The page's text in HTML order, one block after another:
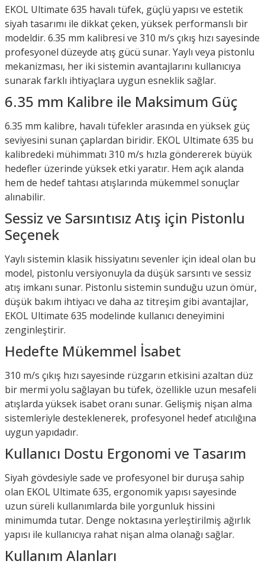
EKOL Ultimate 635 havalı tüfek, güçlü yapısı ve estetik
siyah tasarımı ile dikkat çeken, yüksek performanslı bir
modeldir. 6.35 mm kalibresi ve 310 m/s çıkış hızı sayesinde
profesyonel düzeyde atış gücü sunar. Yaylı veya pistonlu
mekanizması, her iki sistemin avantajlarını kullanıcıya
sunarak farklı ihtiyaçlara uygun esneklik sağlar.
6.35 mm Kalibre ile Maksimum Güç
6.35 mm kalibre, havalı tüfekler arasında en yüksek güç
seviyesini sunan çaplardan biridir. EKOL Ultimate 635 bu
kalibredeki mühimmatı 310 m/s hızla göndererek büyük
hedefler üzerinde yüksek etki yaratır. Hem açık alanda
hem de hedef tahtası atışlarında mükemmel sonuçlar
alınabilir.
Sessiz ve Sarsıntısız Atış için Pistonlu
Seçenek
Yaylı sistemin klasik hissiyatını sevenler için ideal olan bu
model, pistonlu versiyonuyla da düşük sarsıntı ve sessiz
atış imkanı sunar. Pistonlu sistemin sunduğu uzun ömür,
düşük bakım ihtiyacı ve daha az titreşim gibi avantajlar,
EKOL Ultimate 635 modelinde kullanıcı deneyimini
zenginleştirir.
Hedefte Mükemmel İsabet
310 m/s çıkış hızı sayesinde rüzgarın etkisini azaltan düz
bir mermi yolu sağlayan bu tüfek, özellikle uzun mesafeli
atışlarda yüksek isabet oranı sunar. Gelişmiş nişan alma
sistemleriyle desteklenerek, profesyonel hedef atıcılığına
uygun yapıdadır.
Kullanıcı Dostu Ergonomi ve Tasarım
Siyah gövdesiyle sade ve profesyonel bir duruşa sahip
olan EKOL Ultimate 635, ergonomik yapısı sayesinde
uzun süreli kullanımlarda bile yorgunluk hissini
minimumda tutar. Denge noktasına yerleştirilmiş ağırlık
yapısı ile kullanıcıya rahat nişan alma olanağı sağlar.
Kullanım Alanları